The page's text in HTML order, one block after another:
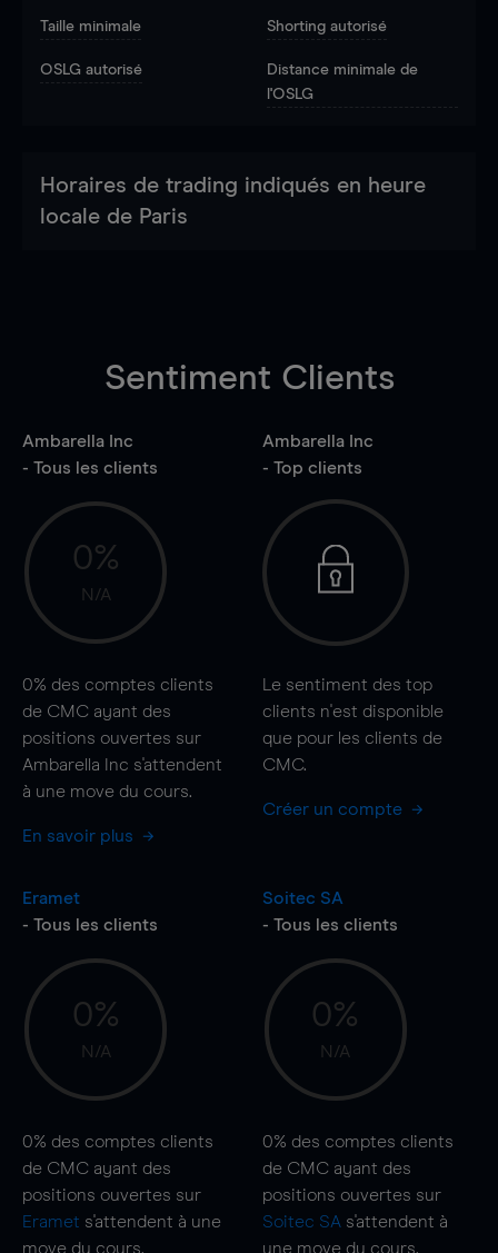
Taille minimale Shorting autorisé
OSLG autorisé
Distance minimale de
l'OSLG
Horaires de trading indiqués en heure
locale de Paris
Sentiment Clients
Ambarella Inc
- Tous les clients
0%
N/A
0% des comptes clients
de CMC ayant des
positions ouvertes sur
Ambarella Inc s'attendent
à une move du cours.
En savoir plus
Ambarella Inc
- Top clients
Le sentiment des top
clients n'est disponible
que pour les clients de
CMC.
Créer un compte
Eramet
- Tous les clients
0%
N/A
0% des comptes clients
de CMC ayant des
positions ouvertes sur
Eramet s'attendent à une
move du cours.
Soitec SA
- Tous les clients
0%
N/A
0% des comptes clients
de CMC ayant des
positions ouvertes sur
Soitec SA s'attendent à
une move du cours.